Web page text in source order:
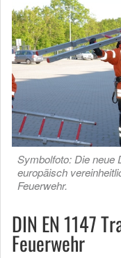
Symbolfoto: Die neue
europäisch
Feuerwehr.
DIN EN 1147
Feuerwehr